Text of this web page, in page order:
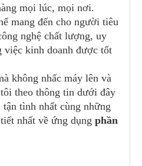
mọi lúc, mọi nơi.
mang đến cho người tiêu
nghệ chất lượng, uy
việc kinh doanh được tốt
không nhấc máy lên và
theo thông tin dưới đây
tình nhất cùng những
nhất về ứng dụng phần